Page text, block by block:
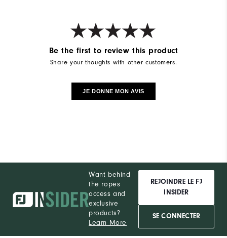
Be the first to review this product
Share your thoughts with other customers.
JE DONNE MON AVIS
Want behind
the ropes
access and
exclusive
products?
Learn More
REJOINDRE LE FJ
INSIDER
SE CONNECTER